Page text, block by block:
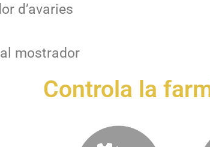
d’avaries
mostrador
Controla la